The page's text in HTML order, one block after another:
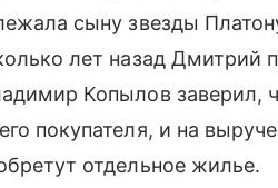
сыну звезды
лет назад Дмитрий
Копылов заверил,
покупателя, и на
отдельное жилье.